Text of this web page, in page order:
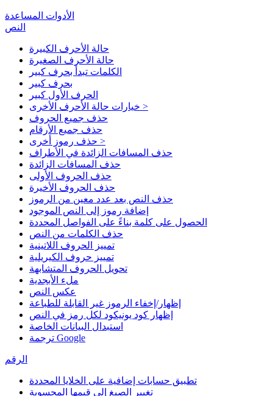
الأدوات المساعدة
النص
حالة الأحرف الكبيرة
حالة الأحرف الصغيرة
الكلمات تبدأ بحرف كبير
بحرف كبير
الحرف الأول كبير
خيارات حالة الأحرف الأخرى >
حذف جميع الحروف
حذف جميع الأرقام
حذف رموز أخرى >
حذف المسافات الزائدة في الأطراف
حذف المسافات الزائدة
حذف الحروف الأولى
حذف الحروف الأخيرة
حذف النص بعد عدد معين من الرموز
إضافة رموز إلى النص الموجود
الحصول على كلمة بناءً على الفواصل المحددة
حذف الكلمات من النص
تمييز الحروف اللاتينية
تمييز حروف الكيريلية
تحويل الحروف المتشابهة
ملء الأبجدية
عكس النص
إظهار/إخفاء الرموز غير القابلة للطباعة
إظهار كود يونيكود لكل رمز في النص
استبدال البيانات الخاصة
ترجمة Google
الرقم
تطبيق حسابات إضافية على الخلايا المحددة
تغيير الصيغ إلى قيمها المحسوبة